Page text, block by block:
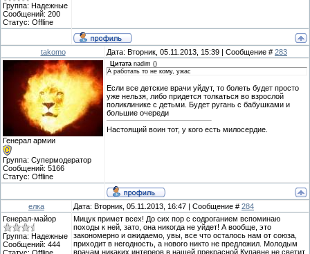
Группа: Надежные
Сообщений: 200
Статус: Offline
takomo Дата: Вторник, 05.11.2013, 15:39 | Сообщение # 283
Генерал армии
Группа: Супермодератор
Сообщений: 5166
Статус: Offline
Цитата nadim ()
А работать то не кому, ужас
Если все детские врачи уйдут, то болеть будет просто
уже нельзя, либо придется толкаться во взрослой
поликлинике с детьми. Будет ругань с бабушками и
большие очереди
Настоящий воин тот, у кого есть милосердие.
елка Дата: Вторник, 05.11.2013, 16:47 | Сообщение # 284
Генерал-майор
Группа: Надежные
Сообщений: 444
Мицук примет всех! До сих пор с содроганием вспоминаю
походы к ней, зато, она никогда не уйдет! А вообще, это
закономерно и ожидаемо, увы, все что осталось нам от союза,
приходит в негодность, а нового никто не предложил. Молодым
врачам никаких интереов в нашей прекрасной Купавне не светит,